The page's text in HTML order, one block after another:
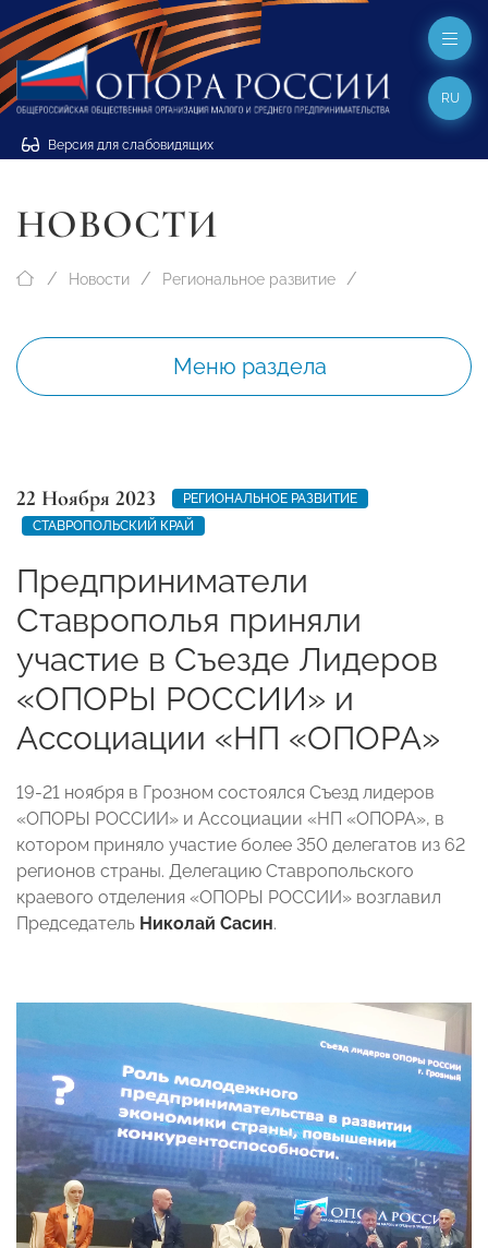
Версия для слабовидящих
RU
НОВОСТИ
Новости Региональное развитие
Меню раздела
22 Ноября 2023
РЕГИОНАЛЬНОЕ РАЗВИТИЕ
СТАВРОПОЛЬСКИЙ КРАЙ
Предприниматели
Ставрополья приняли
участие в Съезде Лидеров
«ОПОРЫ РОССИИ» и
Ассоциации «НП «ОПОРА»
19-21 ноября в Грозном состоялся Съезд лидеров
«ОПОРЫ РОССИИ» и Ассоциации «НП «ОПОРА», в
котором приняло участие более 350 делегатов из 62
регионов страны. Делегацию Ставропольского
краевого отделения «ОПОРЫ РОССИИ» возглавил
Председатель Николай Сасин.